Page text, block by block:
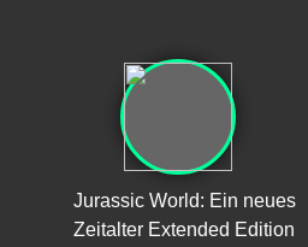
Jurassic World: Ein neues
Zeitalter Extended Edition